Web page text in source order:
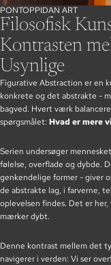
PONTOPPIDAN ART
Filosofisk
Kontrasten
Usynlige
Figurative Abstraction er en
konkrete og det abstrakte -
bagved. Hvert værk
spørgsmålet: Hvad er mere
Serien undersøger
følelse, overflade og dybde.
genkendelige former - giver
de abstrakte lag, i farverne,
oplevelsen findes. Det er
mærker dybt.
Denne kontrast mellem det
navigerer i verden: Vi ser